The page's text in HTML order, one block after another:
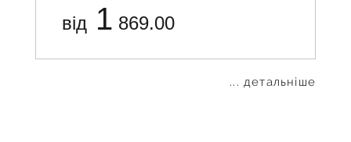
від 1 869.00
... детальніше